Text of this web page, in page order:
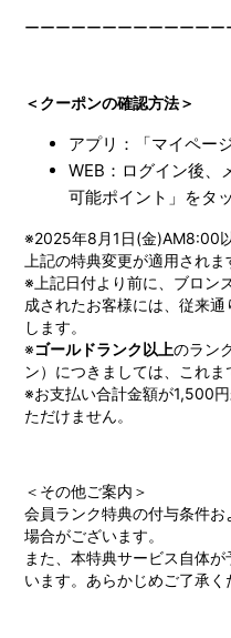
ーーーーーーーーーーーーー
＜クーポンの確認方法＞
アプリ：「マイペー
WEB：ログイン後、
可能ポイント」をタ
※2025年8月1日(金)AM8:00
上記の特典変更が適用されま
※上記日付より前に、ブロン
成されたお客様には、従来
します。
※ゴールドランク以上のラン
ン）につきましては、これま
※お支払い合計金額が1,500
ただけません。
＜その他ご案内＞
会員ランク特典の付与条件
場合がございます。
また、本特典サービス自体
います。あらかじめご了承く